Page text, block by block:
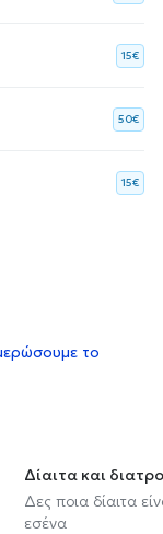
15€
50€
15€
το
Δίαιτα και
Δες ποια δίαιτα
εσένα